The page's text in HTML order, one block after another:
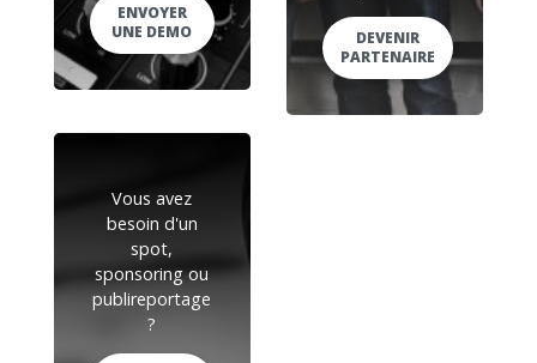
ENVOYER
UNE DEMO
DEVENIR
PARTENAIRE
Vous avez
besoin d'un
spot,
sponsoring ou
publireportage
?